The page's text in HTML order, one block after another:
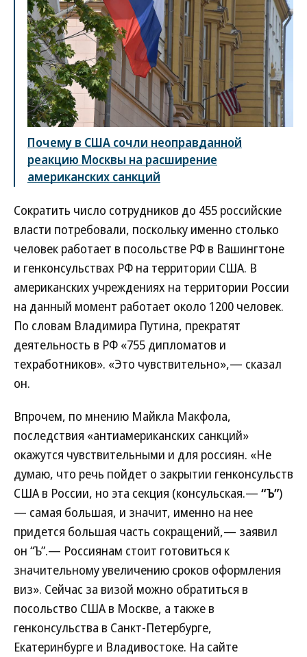
Почему в США сочли неоправданной
реакцию Москвы на расширение
американских санкций
Сократить число сотрудников до 455 российские
власти потребовали, поскольку именно столько
человек работает в посольстве РФ в Вашингтоне
и генконсульствах РФ на территории США. В
американских учреждениях на территории России
на данный момент работает около 1200 человек.
По словам Владимира Путина, прекратят
деятельность в РФ «755 дипломатов и
техработников». «Это чувствительно»,— сказал
он.
Впрочем, по мнению Майкла Макфола,
последствия «антиамериканских санкций»
окажутся чувствительными и для россиян. «Не
думаю, что речь пойдет о закрытии генконсульств
США в России, но эта секция (консульская.— “Ъ”)
— самая большая, и значит, именно на нее
придется большая часть сокращений,— заявил
он “Ъ”.— Россиянам стоит готовиться к
значительному увеличению сроков оформления
виз». Сейчас за визой можно обратиться в
посольство США в Москве, а также в
генконсульства в Санкт-Петербурге,
Екатеринбурге и Владивостоке. На сайте